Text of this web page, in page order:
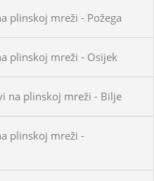
plinskoj mreži - Požega
plinskoj mreži - Osijek
na plinskoj mreži - Bilje
plinskoj mreži -